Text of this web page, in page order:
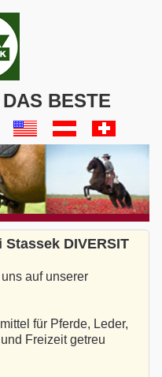
BESTE
DIVERSIT
auf unserer
für Pferde, Leder,
Freizeit getreu